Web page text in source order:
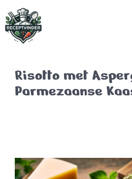
Risotto met
Parmezaanse